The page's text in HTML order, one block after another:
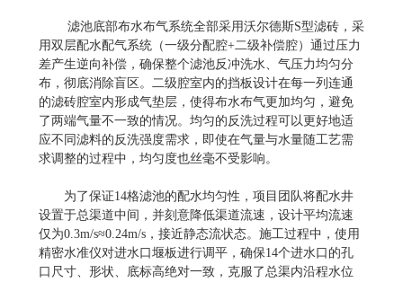
滤池底部布水布气系统全部采用沃尔德斯S型滤砖，采
用双层配水配气系统（一级分配腔+二级补偿腔）通过压力
差产生逆向补偿，确保整个滤池反冲洗水、气压力均匀分
布，彻底消除盲区。二级腔室内的挡板设计在每一列连通
的滤砖腔室内形成气垫层，使得布水布气更加均匀，避免
了两端气量不一致的情况。均匀的反洗过程可以更好地适
应不同滤料的反洗强度需求，即使在气量与水量随工艺需
求调整的过程中，均匀度也丝毫不受影响。
为了保证14格滤池的配水均匀性，项目团队将配水井
设置于总渠道中间，并刻意降低渠道流速，设计平均流速
仅为0.3m/s≈0.24m/s，接近静态流状态。施工过程中，使用
精密水准仪对进水口堰板进行调平，确保14个进水口的孔
口尺寸、形状、底标高绝对一致，克服了总渠内沿程水位